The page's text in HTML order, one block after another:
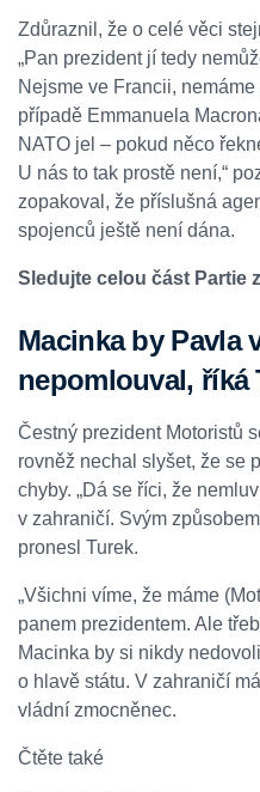
Zdůraznil, že o celé věci
„Pan prezident jí tedy
Nejsme ve Francii,
případě Emmanuela
NATO jel – pokud něco
U nás to tak prostě není,“
zopakoval, že příslušná
spojenců ještě není dána.
Sledujte celou část Partie
Macinka by Pavla
nepomlouval, říká
Čestný prezident Motoristů
rovněž nechal slyšet, že se
chyby. „Dá se říci, že
v zahraničí. Svým
pronesl Turek.
„Všichni víme, že máme
panem prezidentem. Ale
Macinka by si nikdy
o hlavě státu. V zahraničí
vládní zmocněnec.
Čtěte také